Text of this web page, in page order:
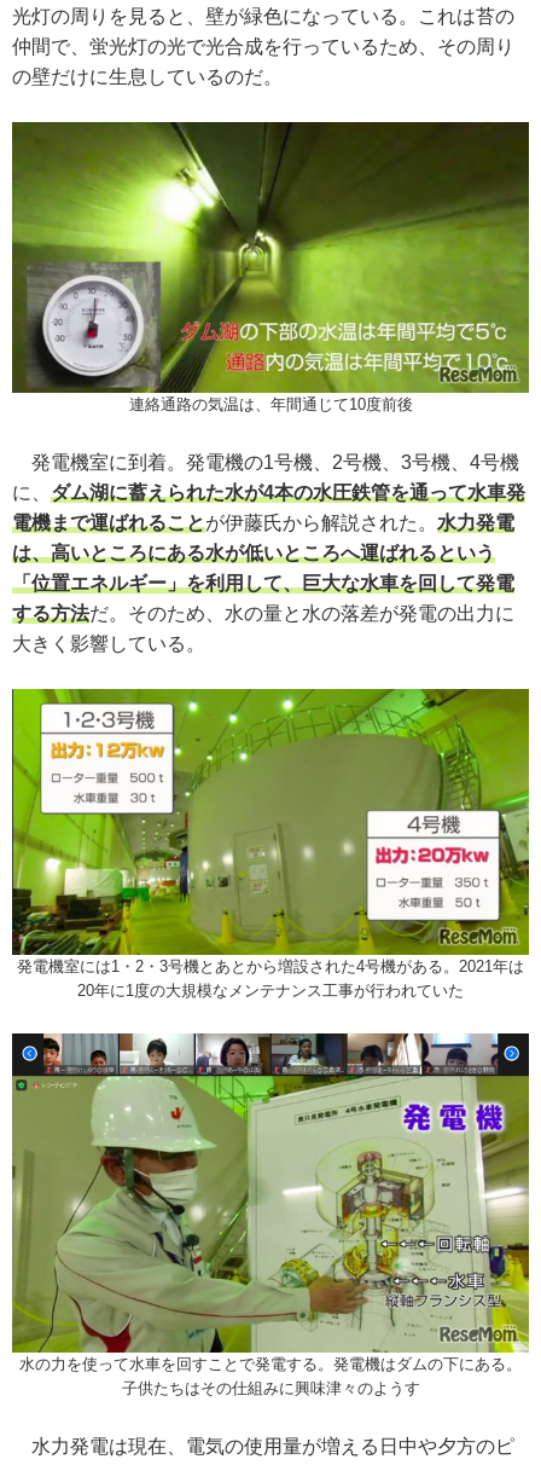
光灯の周りを見ると、壁が緑色になっている。これは苔の
仲間で、蛍光灯の光で光合成を行っているため、その周り
の壁だけに生息しているのだ。
連絡通路の気温は、年間通じて10度前後
発電機室に到着。発電機の1号機、2号機、3号機、4号機
に、 ダム湖に蓄えられた水が4本の水圧鉄管を通って水車発
電機まで運ばれることが伊藤氏から解説された。 水力発電
は、高いところにある水が低いところへ運ばれるという
「位置エネルギー」を利用して、巨大な水車を回して発電
する方法だ。そのため、水の量と水の落差が発電の出力に
大きく影響している。
発電機室には1・2・3号機とあとから増設された4号機がある。2021年は
20年に1度の大規模なメンテナンス工事が行われていた
水の力を使って水車を回すことで発電する。発電機はダムの下にある。
子供たちはその仕組みに興味津々のようす
水力発電は現在、電気の使用量が増える日中や夕方のピ